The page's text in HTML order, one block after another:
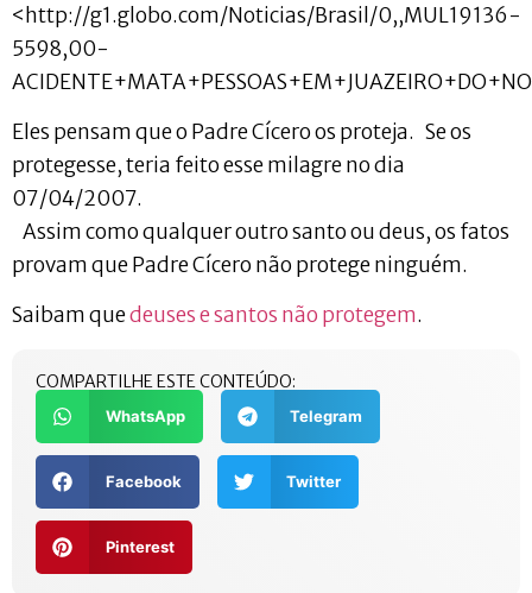
<http://g1.globo.com/Noticias/Brasil/0,,MUL19136-
5598,00-
Eles pensam que o Padre Cícero os proteja. Se os
protegesse, teria feito esse milagre no dia
07/04/2007.
Assim como qualquer outro santo ou deus, os fatos
provam que Padre Cícero não protege ninguém.
Saibam quedeuses e santos não protegem.
COMPARTILHE ESTE CONTEÚDO:
WhatsApp Telegram
Facebook Twitter
Pinterest